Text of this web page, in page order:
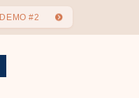
DEMO #2